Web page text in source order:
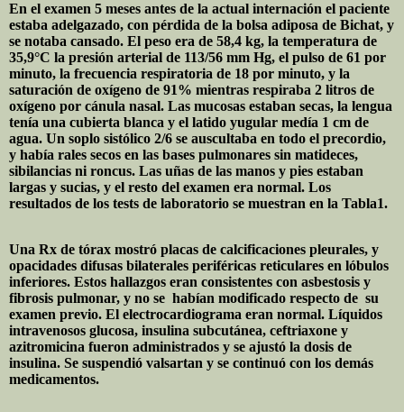
En el examen 5 meses antes de la actual internación el paciente
estaba adelgazado, con pérdida de la bolsa adiposa de Bichat, y
se notaba cansado. El peso era de 58,4 kg, la temperatura de
35,9°C la presión arterial de 113/56 mm Hg, el pulso de 61 por
minuto, la frecuencia respiratoria de 18 por minuto, y la
saturación de oxígeno de 91% mientras respiraba 2 litros de
oxígeno por cánula nasal. Las mucosas estaban secas, la lengua
tenía una cubierta blanca y el latido yugular medía 1 cm de
agua. Un soplo sistólico 2/6 se auscultaba en todo el precordio,
y había rales secos en las bases pulmonares sin matideces,
sibilancias ni roncus. Las uñas de las manos y pies estaban
largas y sucias, y el resto del examen era normal. Los
resultados de los tests de laboratorio se muestran en la Tabla1.
Una Rx de tórax mostró placas de calcificaciones pleurales, y
opacidades difusas bilaterales periféricas reticulares en lóbulos
inferiores. Estos hallazgos eran consistentes con asbestosis y
fibrosis pulmonar, y no se habían modificado respecto de su
examen previo. El electrocardiograma eran normal. Líquidos
intravenosos glucosa, insulina subcutánea, ceftriaxone y
azitromicina fueron administrados y se ajustó la dosis de
insulina. Se suspendió valsartan y se continuó con los demás
medicamentos.